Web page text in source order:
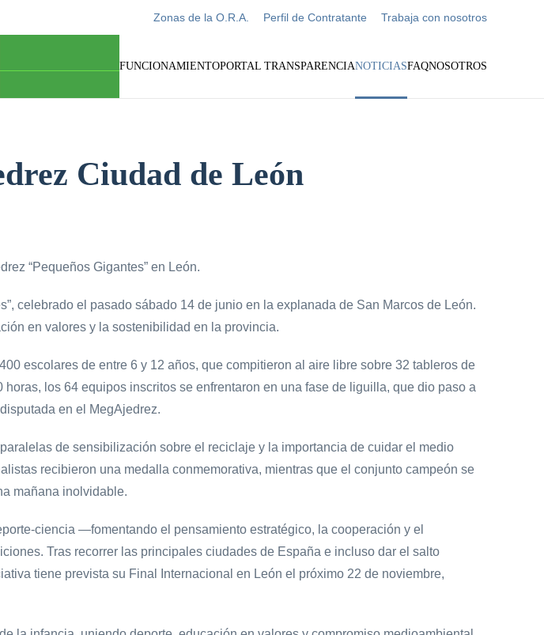
Zonas de la O.R.A. Perfil de Contratante Trabaja con nosotros
FUNCIONAMIENTOPORTAL TRANSPARENCIANOTICIASFAQNOSOTROS
Ciudad de León
“Pequeños Gigantes” en León.
celebrado el pasado sábado 14 de junio en la explanada de San Marcos de León.
en valores y la sostenibilidad en la provincia.
escolares de entre 6 y 12 años, que compitieron al aire libre sobre 32 tableros de
los 64 equipos inscritos se enfrentaron en una fase de liguilla, que dio paso a
en el MegAjedrez.
de sensibilización sobre el reciclaje y la importancia de cuidar el medio
recibieron una medalla conmemorativa, mientras que el conjunto campeón se
mañana inolvidable.
ciencia —fomentando el pensamiento estratégico, la cooperación y el
Tras recorrer las principales ciudades de España e incluso dar el salto
tiene prevista su Final Internacional en León el próximo 22 de noviembre,